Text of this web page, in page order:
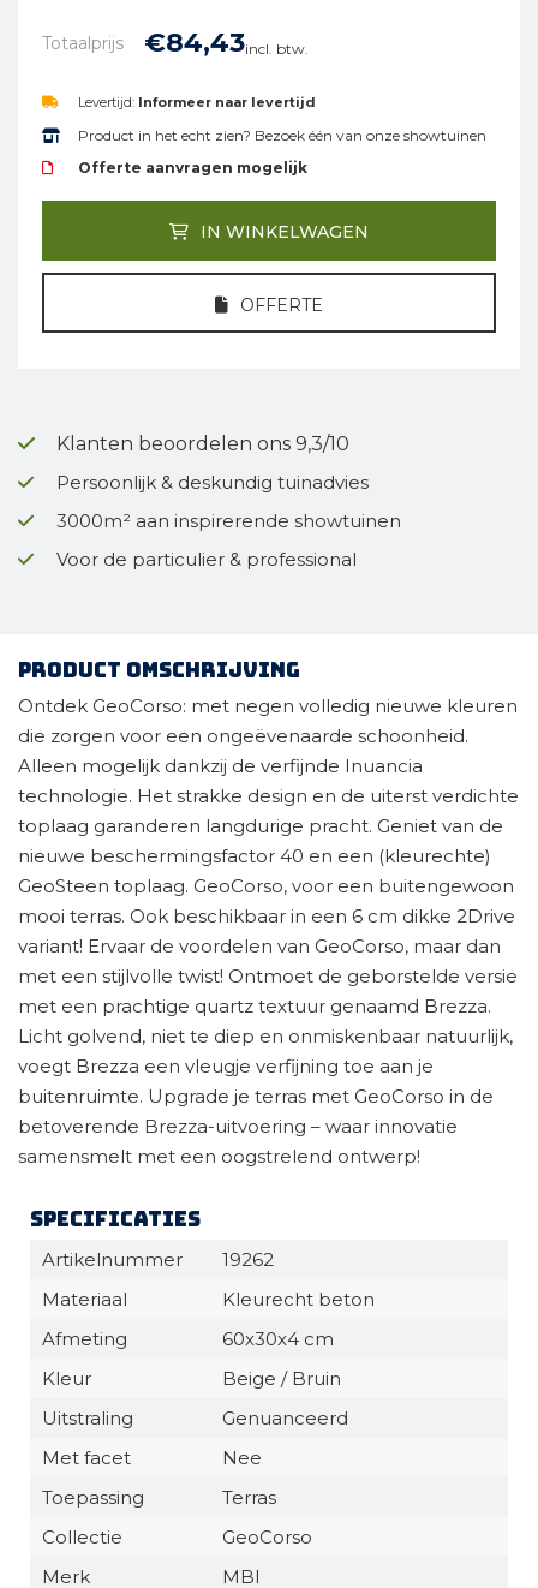
Totaalprijs €84,43incl. btw.
Levertijd: Informeer naar levertijd
Product in het echt zien? Bezoek één van onze showtuinen
Offerte aanvragen mogelijk
IN WINKELWAGEN
OFFERTE
Klanten beoordelen ons 9,3/10
Persoonlijk & deskundig tuinadvies
3000m² aan inspirerende showtuinen
Voor de particulier & professional
Product omschrijving
Ontdek GeoCorso: met negen volledig nieuwe kleuren
die zorgen voor een ongeëvenaarde schoonheid.
Alleen mogelijk dankzij de verfijnde Inuancia
technologie. Het strakke design en de uiterst verdichte
toplaag garanderen langdurige pracht. Geniet van de
nieuwe beschermingsfactor 40 en een (kleurechte)
GeoSteen toplaag. GeoCorso, voor een buitengewoon
mooi terras. Ook beschikbaar in een 6 cm dikke 2Drive
variant! Ervaar de voordelen van GeoCorso, maar dan
met een stijlvolle twist! Ontmoet de geborstelde versie
met een prachtige quartz textuur genaamd Brezza.
Licht golvend, niet te diep en onmiskenbaar natuurlijk,
voegt Brezza een vleugje verfijning toe aan je
buitenruimte. Upgrade je terras met GeoCorso in de
betoverende Brezza-uitvoering – waar innovatie
samensmelt met een oogstrelend ontwerp!
Specificaties
Artikelnummer
19262
Materiaal
Kleurecht beton
Afmeting
60x30x4 cm
Kleur
Beige / Bruin
Uitstraling
Genuanceerd
Met facet
Nee
Toepassing
Terras
Collectie
GeoCorso
Merk
MBI